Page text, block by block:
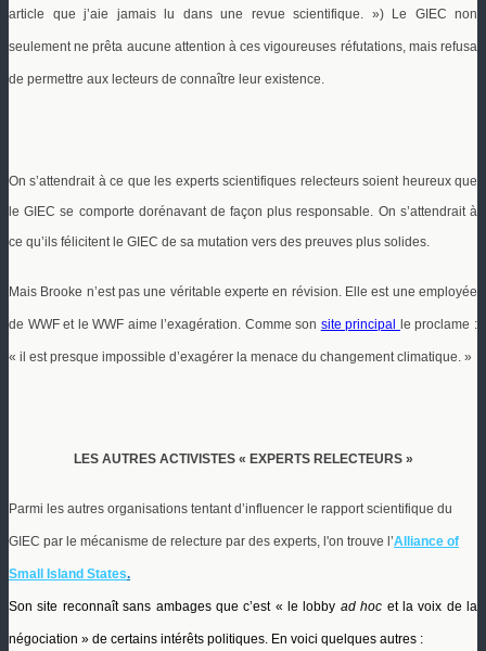
article que j’aie jamais lu dans une revue scientifique. ») Le GIEC non
seulement ne prêta aucune attention à ces vigoureuses réfutations, mais refusa
de permettre aux lecteurs de connaître leur existence.
On s’attendrait à ce que les experts scientifiques relecteurs soient heureux que
le GIEC se comporte dorénavant de façon plus responsable. On s’attendrait à
ce qu’ils félicitent le GIEC de sa mutation vers des preuves plus solides.
Mais Brooke n’est pas une véritable experte en révision. Elle est une employée
de WWF et le WWF aime l’exagération. Comme son site principal le proclame :
« il est presque impossible d’exagérer la menace du changement climatique. »
LES AUTRES ACTIVISTES « EXPERTS RELECTEURS »
Parmi les autres organisations tentant d’influencer le rapport scientifique du
GIEC par le mécanisme de relecture par des experts, l'on trouve l’Alliance of
Small Island States.
Son site reconnaît sans ambages que c’est « le lobby ad hoc et la voix de la
négociation » de certains intérêts politiques. En voici quelques autres :